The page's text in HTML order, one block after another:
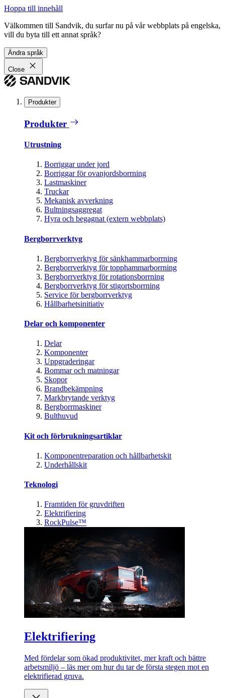
Hoppa till innehåll
Välkommen till Sandvik, du surfar nu på vår webbplats på engelska,
vill du byta till ett annat språk?
Ändra språk
Close
Produkter
Produkter
Utrustning
Borriggar under jord
Borriggar för ovanjordsborrning
Lastmaskiner
Truckar
Mekanisk avverkning
Bultningsaggregat
Hyra och begagnat (extern webbplats)
Bergborrverktyg
Bergborrverktyg för sänkhammarborrning
Bergborrverktyg för topphammarborrning
Bergborrverktyg för rotationsborrning
Bergborrverktyg för stigortsborrning
Service för bergborrverktyg
Hållbarhetsinitiativ
Delar och komponenter
Delar
Komponenter
Uppgraderingar
Bommar och matningar
Skopor
Brandbekämpning
Markbrytande verktyg
Bergborrmaskiner
Bulthuvud
Kit och förbrukningsartiklar
Komponentreparation och hållbarhetskit
Underhållskit
Teknologi
Framtiden för gruvdriften
Elektrifiering
RockPulse™
Elektrifiering
Med fördelar som ökad produktivitet, mer kraft och bättre
arbetsmiljö – läs mer om hur du tar de första stegen mot en
elektrifierad gruva.